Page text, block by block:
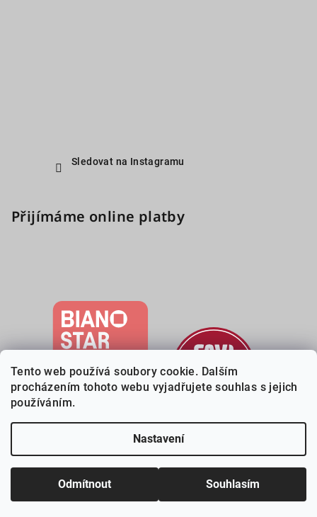
Tento web používá soubory cookie. Dalším
procházením tohoto webu vyjadřujete souhlas s jejich
používáním.
Nastavení
Odmítnout Souhlasím
Sledovat na Instagramu
Přijímáme online platby
nastavení cookies
Vytvořil Shoptet